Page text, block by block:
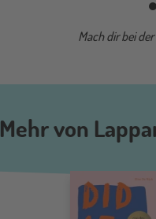
Mach dir bei
Mehr von